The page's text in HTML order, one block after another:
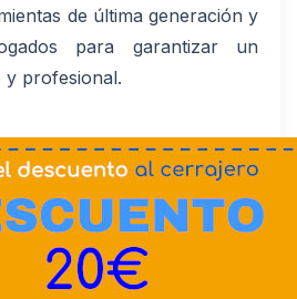
de última generación y
para garantizar un
y profesional.